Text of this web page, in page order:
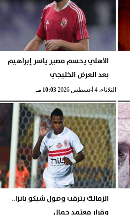
الأهلي يحسم مصير ياسر إبراهيم
بعد العرض الخليجي
الثلاثاء، 4 أغسطس 2026 10:03 مـ
الزمالك يترقب وصول شيكو بانزا..
وقرار معتمد جمال